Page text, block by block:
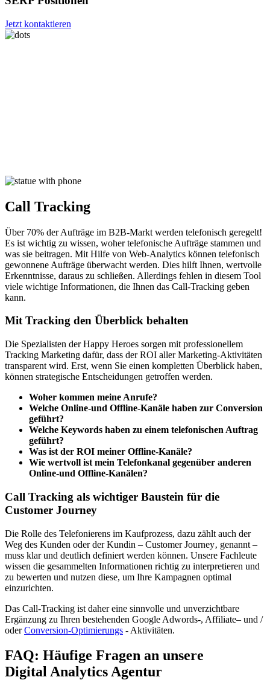
Jetzt kontaktieren
Call Tracking
Über 70% der Aufträge im B2B-Markt werden telefonisch geregelt!
Es ist wichtig zu wissen, woher telefonische Aufträge stammen und
was sie beitragen. Mit Hilfe von Web-Analytics können telefonisch
gewonnene Aufträge überwacht werden. Dies hilft Ihnen, wertvolle
Erkenntnisse, daraus zu schließen. Allerdings fehlen in diesem Tool
viele wichtige Informationen, die Ihnen das Call-Tracking geben
kann.
Mit Tracking den Überblick behalten
Die Spezialisten der Happy Heroes sorgen mit professionellem
Tracking Marketing dafür, dass der ROI aller Marketing-Aktivitäten
transparent wird. Erst, wenn Sie einen kompletten Überblick haben,
können strategische Entscheidungen getroffen werden.
Woher kommen meine Anrufe?
Welche Online-und Offline-Kanäle haben zur Conversion
geführt?
Welche Keywords haben zu einem telefonischen Auftrag
geführt?
Was ist der ROI meiner Offline-Kanäle?
Wie wertvoll ist mein Telefonkanal gegenüber anderen
Online-und Offline-Kanälen?
Call Tracking als wichtiger Baustein für die
Customer Journey
Die Rolle des Telefonierens im Kaufprozess, dazu zählt auch der
Weg des Kunden oder der Kundin – Customer Journey‚ genannt –
muss klar und deutlich definiert werden können. Unsere Fachleute
wissen die gesammelten Informationen richtig zu interpretieren und
zu bewerten und nutzen diese, um Ihre Kampagnen optimal
einzurichten.
Das Call-Tracking ist daher eine sinnvolle und unverzichtbare
Ergänzung zu Ihren bestehenden Google Adwords-, Affiliate– und /
oderConversion-Optimierungs - Aktivitäten.
FAQ: Häufige Fragen an unsere
Digital Analytics Agentur